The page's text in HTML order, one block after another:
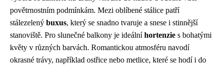
povětrnostním podmínkám. Mezi oblíbené stálice patří
stálezelený buxus, který se snadno tvaruje a snese i stinnější
stanoviště. Pro slunečné balkony je ideálníhortenzie s bohatými
květy v různých barvách. Romantickou atmosféru navodí
okrasné trávy, například ostřice nebo metlice, které se hodí i do